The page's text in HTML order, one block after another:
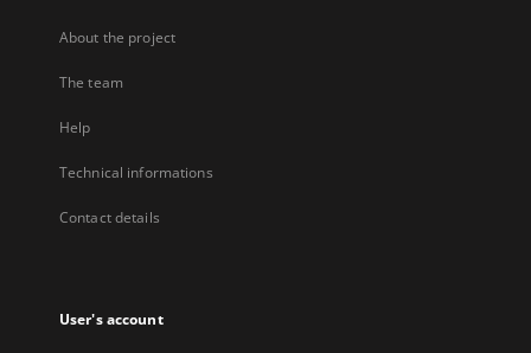
About the project
The team
Help
Technical informations
Contact details
User's account